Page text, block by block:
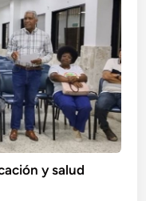
y salud